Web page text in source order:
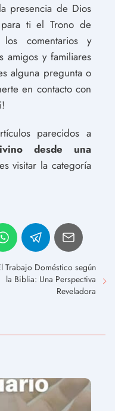
presencia de Dios
ti el Trono de
comentarios y
amigos y familiares
alguna pregunta o
en contacto con
parecidos a
desde una
visitar la categoría
Trabajo Doméstico según
la Biblia: Una Perspectiva
Reveladora